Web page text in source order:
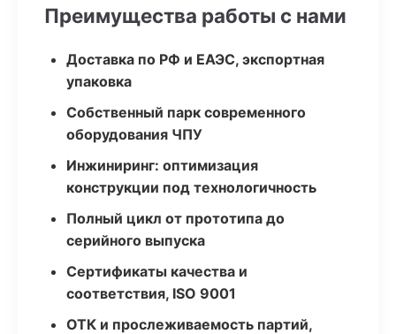
Преимущества работы с нами
Доставка по РФ и ЕАЭС, экспортная
упаковка
Собственный парк современного
оборудования ЧПУ
Инжиниринг: оптимизация
конструкции под технологичность
Полный цикл от прототипа до
серийного выпуска
Сертификаты качества и
соответствия, ISO 9001
ОТК и прослеживаемость партий,